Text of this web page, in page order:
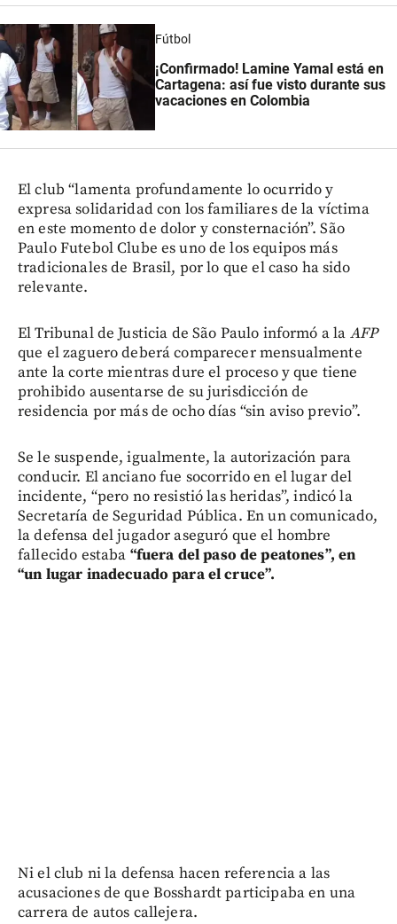
Fútbol
¡Confirmado! Lamine Yamal está en
Cartagena: así fue visto durante sus
vacaciones en Colombia
El club “lamenta profundamente lo ocurrido y
expresa solidaridad con los familiares de la víctima
en este momento de dolor y consternación”. São
Paulo Futebol Clube es uno de los equipos más
tradicionales de Brasil, por lo que el caso ha sido
relevante.
El Tribunal de Justicia de São Paulo informó a la AFP
que el zaguero deberá comparecer mensualmente
ante la corte mientras dure el proceso y que tiene
prohibido ausentarse de su jurisdicción de
residencia por más de ocho días “sin aviso previo”.
Se le suspende, igualmente, la autorización para
conducir. El anciano fue socorrido en el lugar del
incidente, “pero no resistió las heridas”, indicó la
Secretaría de Seguridad Pública. En un comunicado,
la defensa del jugador aseguró que el hombre
fallecido estaba “fuera del paso de peatones”, en
“un lugar inadecuado para el cruce”.
Ni el club ni la defensa hacen referencia a las
acusaciones de que Bosshardt participaba en una
carrera de autos callejera.